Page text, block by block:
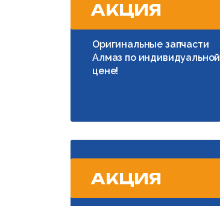
АКЦИЯ
Оригинальные запчасти
Алмаз по индивидуальной
цене!
АКЦИЯ